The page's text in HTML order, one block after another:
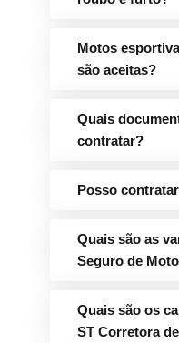
Motos
são aceitas?
Quais
contratar?
Posso
Quais são as
Seguro de
Quais são os
ST Corretora